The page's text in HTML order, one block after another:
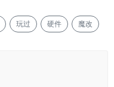
玩过 硬件 魔改